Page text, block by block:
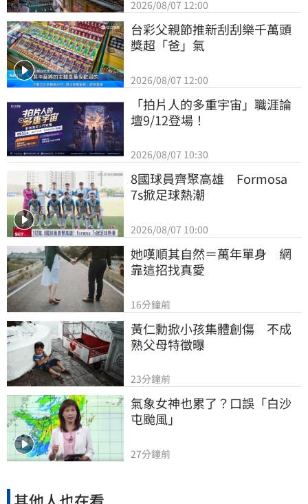
2026/08/07 12:00
台彩父親節推新刮刮樂千萬頭
獎超「爸」氣
2026/08/07 12:00
「拍片人的多重宇宙」職涯論
壇9/12登場！
2026/08/07 10:30
8國球員齊聚高雄　Formosa
7s掀足球熱潮
2026/08/07 10:00
她嘆順其自然＝萬年單身　網
靠這招找真愛
16分鐘前
黃仁勳掀小孩集體創傷　不成
熟父母特徵曝
23分鐘前
氣象女神也累了？口誤「白沙
屯颱風」
27分鐘前